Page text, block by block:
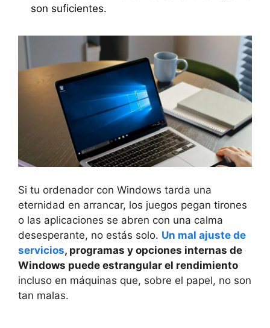
son suficientes.
Si tu ordenador con Windows tarda una
eternidad en arrancar, los juegos pegan tirones
o las aplicaciones se abren con una calma
desesperante, no estás solo. Un mal ajuste de
servicios, programas y opciones internas de
Windows puede estrangular el rendimiento
incluso en máquinas que, sobre el papel, no son
tan malas.